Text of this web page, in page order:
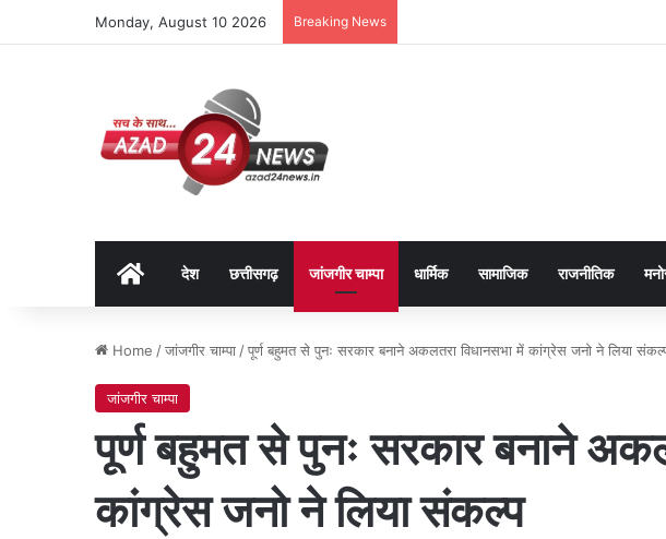
Monday, August 10 2026 Breaking News
Homeदेश छत्तीसगढ़ जांजगीर चाम्पा धार्मिक सामाजिक राजनीतिक
Home /जांजगीर चाम्पा /पूर्ण बहुमत से पुनः सरकार बनाने अकलतरा विधानसभा में कांग्रेस जनो ने लिया
जांजगीर चाम्पा
पूर्ण बहुमत से पुनः सरकार बनाने
कांग्रेस जनो ने लिया संकल्प